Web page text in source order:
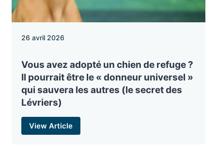
26 avril 2026
Vous avez adopté un chien de refuge ?
Il pourrait être le « donneur universel »
qui sauvera les autres (le secret des
Lévriers)
View Article